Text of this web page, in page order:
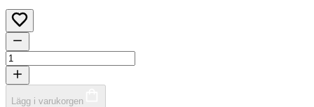
Lägg i varukorgen